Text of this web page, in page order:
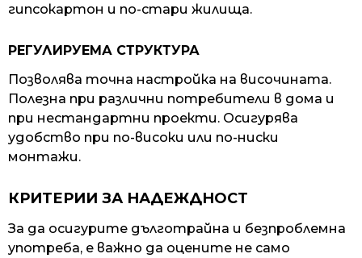
гипсокартон и по-стари жилища.
РЕГУЛИРУЕМА СТРУКТУРА
Позволява точна настройка на височината.
Полезна при различни потребители в дома и
при нестандартни проекти. Осигурява
удобство при по-високи или по-ниски
монтажи.
КРИТЕРИИ ЗА НАДЕЖДНОСТ
За да осигурите дълготрайна и безпроблемна
употреба, е важно да оцените не само